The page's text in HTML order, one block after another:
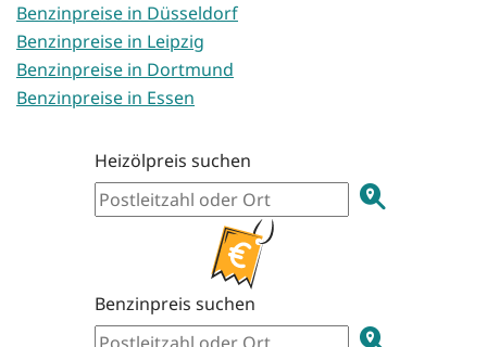
Benzinpreise in Düsseldorf
Benzinpreise in Leipzig
Benzinpreise in Dortmund
Benzinpreise in Essen
Heizölpreis suchen
Benzinpreis suchen